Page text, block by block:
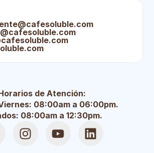
de Atención:
08:00am a 06:00pm.
08:00am a 12:30pm.